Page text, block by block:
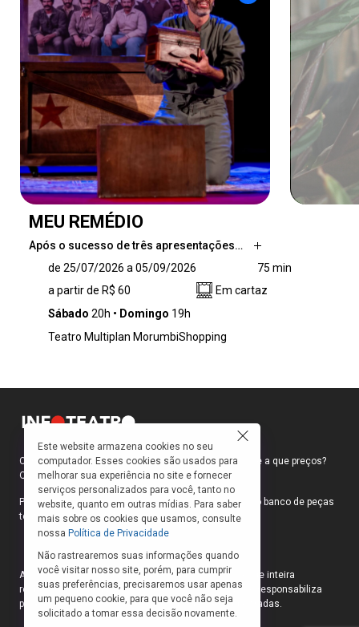
MEU REMÉDIO
Após o sucesso de três apresentações…
especiais em Juiz de Fora, Minas Gerais,
Mouhamed Harfouch leva seu monólogo “Meu
Remédio” para o Rio de Janeiro, com estreia
Ipanema. Dirigido por João Fonseca, o
pertencimento e aceitação de sua própria
história. A peça é uma mistura de comédia e
drama, resultado de um processo criativo
íntimo que levou o artista a revisitar
momentos de sua própria trajetória,
especialmente sua relação com seu nome e
sua herança cultural.
de 25/07/2026 a 05/09/2026
75 min
a partir de R$ 60
Em cartaz
Sábado 20h Domingo 19h
Teatro Multiplan MorumbiShopping
Como faço para ir ao teatro? Onde compro ingressos e a que preços?
Quais peças estão em cartaz?
Para responder a essas e outras perguntas, criamos o banco de peças
teatrais do INFOTEATRO.
As informações das peças cadastradas no site são de inteira
responsabilidade das produções. O Infoteatro não se responsabiliza
pela atualização das informações das peças cadastradas.
Este website armazena cookies no seu
computador. Esses cookies são usados para
melhorar sua experiência no site e fornecer
serviços personalizados para você, tanto no
website, quanto em outras mídias. Para saber
mais sobre os cookies que usamos, consulte
nossa Política de Privacidade
Não rastrearemos suas informações quando
você visitar nosso site, porém, para cumprir
suas preferências, precisaremos usar apenas
um pequeno cookie, para que você não seja
solicitado a tomar essa decisão novamente.